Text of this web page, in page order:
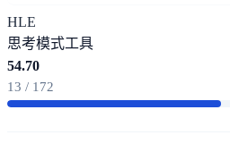
HLE
思考模式工具
54.70
13 / 172